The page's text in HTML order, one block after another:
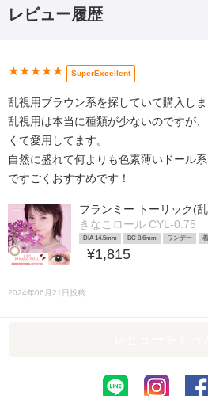
レビュー履歴
★★★★★ SuperExcellent
乱視用ブラウン系を探していて購入しま
乱視用は本当に種類が少ないのですが
くて愛用してます。
自然に盛れて何よりも色素薄いドール
ですごくおすすめです！
フランミー トーリック(
きなこロール CYL-0.75
DIA 14.5mm BC 8.6mm ワンデー
¥1,815
2024年06月21日投稿